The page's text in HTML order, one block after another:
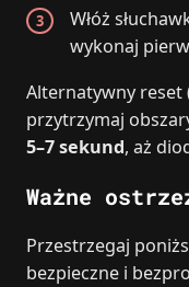
Włóż
wykonaj
Alternatywny
przytrzymaj
5–7 sekund, aż
Ważne
Przestrzegaj
bezpieczne i